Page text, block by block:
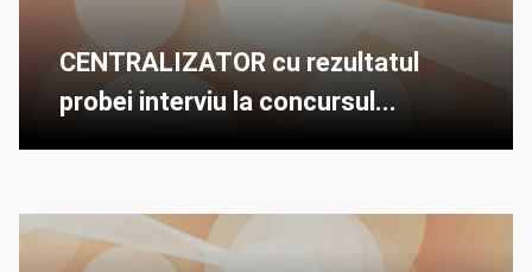
CENTRALIZATOR cu rezultatul
probei interviu la concursul...